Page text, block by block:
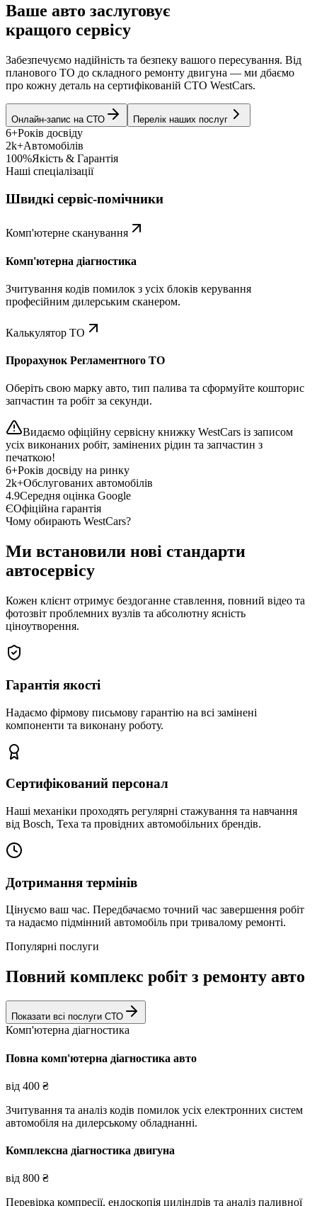
Ваше авто заслуговує
кращого сервісу
Забезпечуємо надійність та безпеку вашого пересування. Від
планового ТО до складного ремонту двигуна — ми дбаємо
про кожну деталь на сертифікованій СТО WestCars.
Онлайн-запис на СТО Перелік наших послуг
6+Років досвіду
2k+Автомобілів
100%Якість & Гарантія
Наші спеціалізації
Швидкі сервіс-помічники
Комп'ютерне сканування
Комп'ютерна діагностика
Зчитування кодів помилок з усіх блоків керування
професійним дилерським сканером.
Калькулятор ТО
Прорахунок Регламентного ТО
Оберіть свою марку авто, тип палива та сформуйте кошторис
запчастин та робіт за секунди.
Видаємо офіційну сервісну книжку WestCars із записом
усіх виконаних робіт, замінених рідин та запчастин з
печаткою!
6+Років досвіду на ринку
2k+Обслугованих автомобілів
4.9Середня оцінка Google
ЄОфіційна гарантія
Чому обирають WestCars?
Ми встановили нові стандарти
автосервісу
Кожен клієнт отримує бездоганне ставлення, повний відео та
фотозвіт проблемних вузлів та абсолютну ясність
ціноутворення.
Гарантія якості
Надаємо фірмову письмову гарантію на всі замінені
компоненти та виконану роботу.
Сертифікований персонал
Наші механіки проходять регулярні стажування та навчання
від Bosch, Texa та провідних автомобільних брендів.
Дотримання термінів
Цінуємо ваш час. Передбачаємо точний час завершення робіт
та надаємо підмінний автомобіль при тривалому ремонті.
Популярні послуги
Повний комплекс робіт з ремонту авто
Показати всі послуги СТО
Комп'ютерна діагностика
Повна комп'ютерна діагностика авто
від 400 ₴
Зчитування та аналіз кодів помилок усіх електронних систем
автомобіля на дилерському обладнанні.
Комплексна діагностика двигуна
від 800 ₴
Перевірка компресії, ендоскопія циліндрів та аналіз паливної